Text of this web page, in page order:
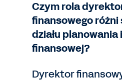
Czym rola
finansowego różni
działu planowania
finansowej?
Dyrektor